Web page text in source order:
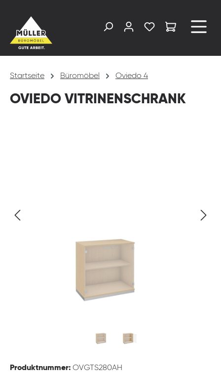
Startseite Büromöbel Oviedo 4
OVIEDO VITRINENSCHRANK
Produktnummer: OVGTS280AH